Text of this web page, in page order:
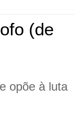
(de
opõe à luta